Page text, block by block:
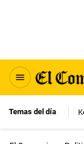
Temas del día